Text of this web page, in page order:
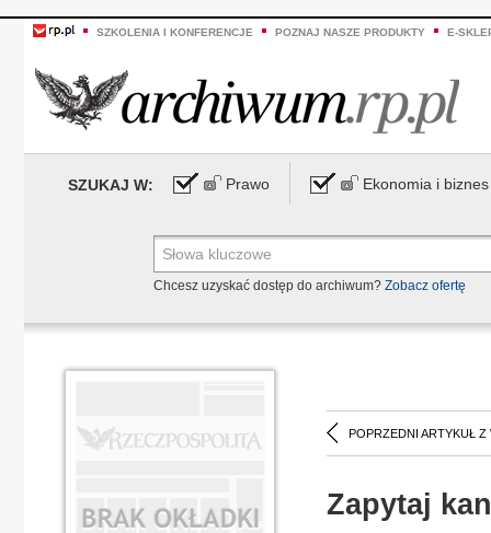
SZKOLENIA I KONFERENCJE POZNAJ NASZE PRODUKTY E-
SZUKAJ W: Prawo Ekonomia i biznes
Chcesz uzyskać dostęp do archiwum? Zobacz ofertę
POPRZEDNI ARTYKUŁ Z
Zapytaj